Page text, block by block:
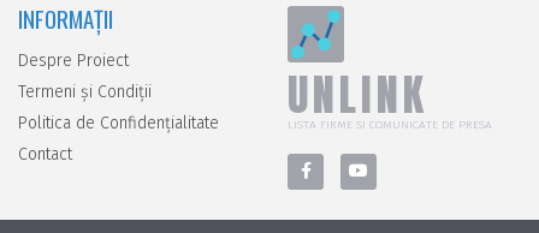
INFORMAȚII
Despre Proiect
Termeni și Condiții
Politica de Confidențialitate
Contact
UNLINK
LISTA FIRME SI COMUNICATE DE PRESA